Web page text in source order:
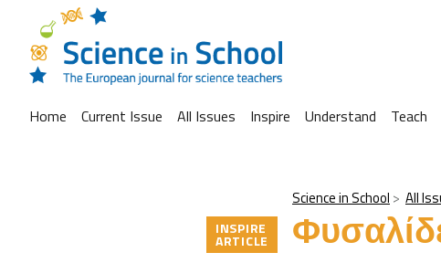
Home Current Issue All Issues Inspire Understand Teach
Science in School All
INSPIRE
ARTICLE